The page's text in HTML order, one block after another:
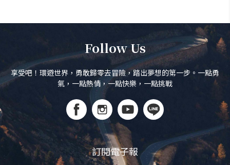
Follow Us
享受吧！環遊世界，勇敢歸零去冒險，踏出夢想的第一步。一點勇
氣，一點熱情，一點快樂，一點挑戰
訂閱電子報